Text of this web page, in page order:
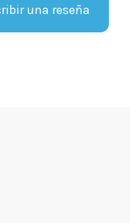
una reseña